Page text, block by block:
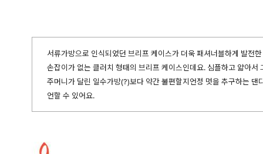
서류가방으로 인식되었던 브리프 케이스가 더욱 패셔너블하게 발전
손잡이가 없는 클러치 형태의 브리프 케이스인데요. 심플하고 얇아서
주머니가 달린 일수가방(?)보다 약간 불편할지언정 멋을 추구하는 댄
언할 수 있어요.